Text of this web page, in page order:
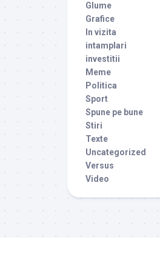
Glume
Grafice
In vizita
intamplari
investitii
Meme
Politica
Sport
Spune pe bune
Stiri
Texte
Uncategorized
Versus
Video